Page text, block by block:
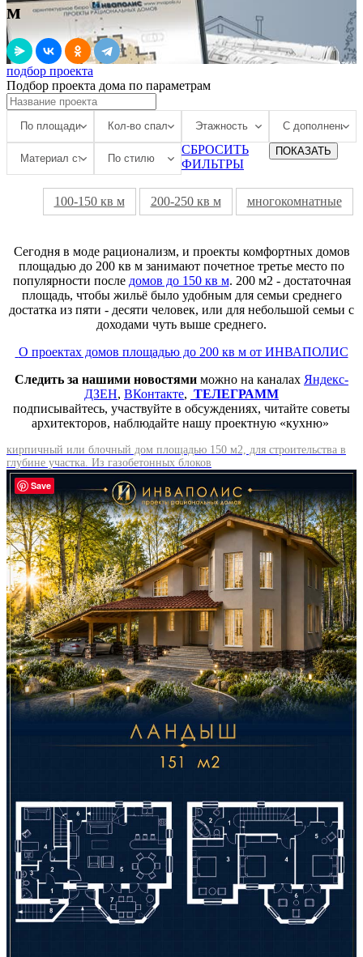
м
подбор проекта
Подбор проекта дома по параметрам
СБРОСИТЬ
ФИЛЬТРЫ
ПОКАЗАТЬ
100-150 кв м 200-250 кв м многокомнатные
Сегодня в моде рационализм, и проекты комфортных домов
площадью до 200 кв м занимают почетное третье место по
популярности после домов до 150 кв м. 200 м2 - достаточная
площадь, чтобы жильё было удобным для семьи среднего
достатка из пяти - десяти человек, или для небольшой семьи с
доходами чуть выше среднего.
О проектах домов площадью до 200 кв м от ИНВАПОЛИС
Следить за нашими новостями можно на каналах Яндекс-
ДЗЕН, ВКонтакте, ТЕЛЕГРАММ
подписывайтесь, участвуйте в обсуждениях, читайте советы
архитекторов, наблюдайте нашу проектную «кухню»
кирпичный или блочный дом площадью 150 м2, для строительства в
глубине участка. Из газобетонных блоков
Save